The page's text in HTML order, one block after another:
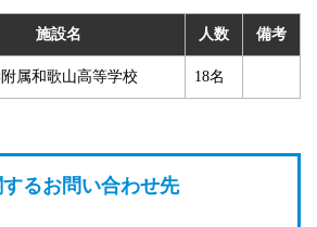
施設名 人数 備考
属和歌山高等学校 18名
るお問い合わせ先